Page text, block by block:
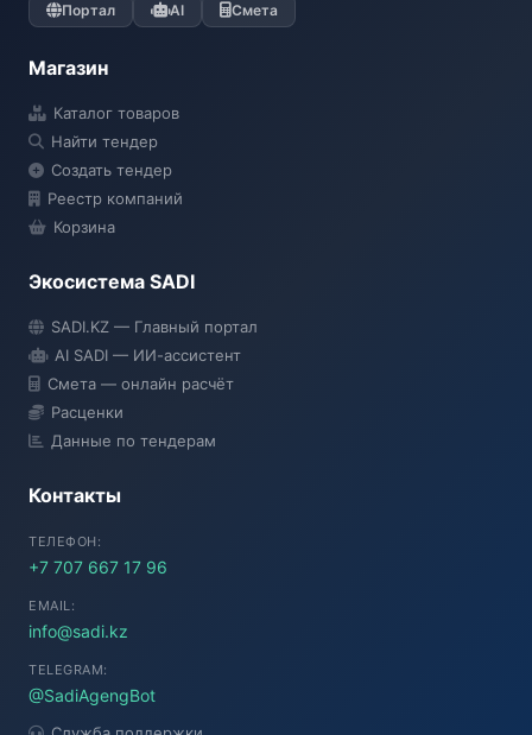
Портал AI Смета
Магазин
Каталог товаров
Найти тендер
Создать тендер
Реестр компаний
Корзина
Экосистема SADI
SADI.KZ — Главный портал
AI SADI — ИИ-ассистент
Смета — онлайн расчёт
Расценки
Данные по тендерам
Контакты
ТЕЛЕФОН:
+7 707 667 17 96
EMAIL:
info@sadi.kz
TELEGRAM:
@SadiAgengBot
● Подключение...